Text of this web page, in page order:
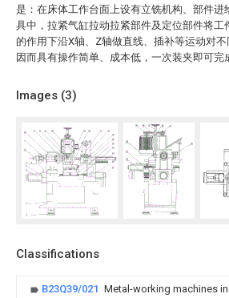
是：在床体工作台面上设有立铣机构、部件
具中，拉紧气缸拉动拉紧部件及定位部件将
的作用下沿X轴、Z轴做直线、插补等运动对
因而具有操作简单、成本低，一次装夹即可完
Images (3)
Classifications
B23Q39/021 Metal-working machines